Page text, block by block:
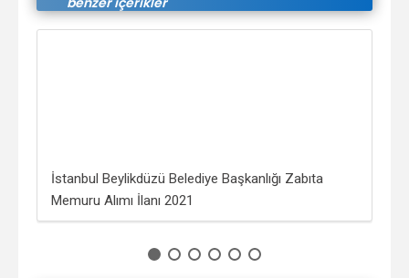
İstanbul Beylikdüzü Belediye Başkanlığı Zabıta
Memuru Alımı İlanı 2021